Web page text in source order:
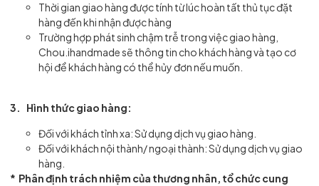
Thời gian giao hàng được tính từ lúc hoàn tất thủ tục đặt
hàng đến khi nhận được hàng
Trường hợp phát sinh chậm trễ trong việc giao hàng,
Chou.ihandmade sẽ thông tin cho khách hàng và tạo cơ
hội để khách hàng có thể hủy đơn nếu muốn.
3. Hình thức giao hàng:
Đối với khách tỉnh xa: Sử dụng dịch vụ giao hàng.
Đối với khách nội thành/ ngoại thành: Sử dụng dịch vụ giao
hàng.
* Phân định trách nhiệm của thương nhân, tổ chức cung